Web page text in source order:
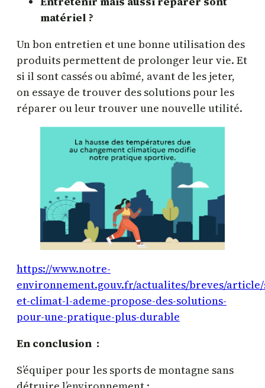
matériel ?
Un bon entretien et une bonne utilisation des
produits permettent de prolonger leur vie. Et
si il sont cassés ou abîmé, avant de les jeter,
on essaye de trouver des solutions pour les
réparer ou leur trouver une nouvelle utilité.
https://www.notre-
environnement.gouv.fr/actualites/breves/
et-climat-l-ademe-propose-des-solutions-
pour-une-pratique-plus-durable
En conclusion :
S’équiper pour les sports de montagne sans